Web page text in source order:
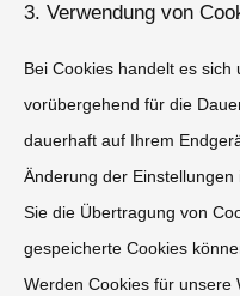
3. Verwendung von
Bei Cookies handelt es
vorübergehend für die
dauerhaft auf Ihrem
Änderung der
Sie die Übertragung von
gespeicherte Cookies
Werden Cookies für unsere